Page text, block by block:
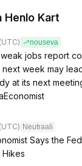
Henlo Kart
(UTC) nouseva
weak jobs report
week may
at its next
(UTC) Neutraali
Says the
Hikes